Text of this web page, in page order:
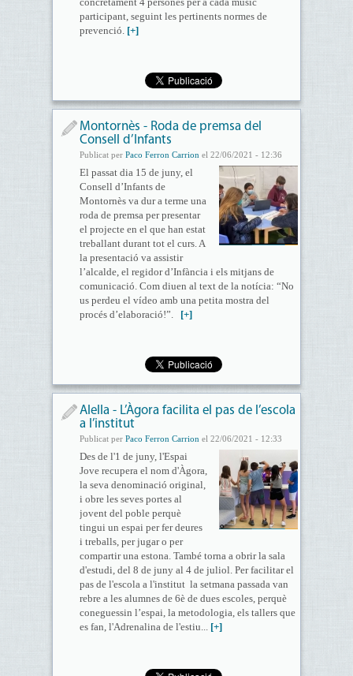
participant, seguint les pertinents normes de
prevenció. [+]
Montornès - Roda de premsa del
Consell d’Infants
Publicat per Paco Ferron Carrion el 22/06/2021 - 12:36
El passat dia 15 de juny, el
Consell d’Infants de
Montornès va dur a terme una
roda de premsa per presentar
el projecte en el que han estat
treballant durant tot el curs. A
la presentació va assistir
l’alcalde, el regidor d’Infància i els mitjans de
comunicació. Com diuen al text de la notícia: “No
us perdeu el vídeo amb una petita mostra del
procés d’elaboració!”. [+]
Alella - L’Àgora facilita el pas de l’escola
a l’institut
Publicat per Paco Ferron Carrion el 22/06/2021 - 12:33
Des de l'1 de juny, l'Espai
Jove recupera el nom d'Àgora,
la seva denominació original,
i obre les seves portes al
jovent del poble perquè
tingui un espai per fer deures
i treballs, per jugar o per
compartir una estona. També torna a obrir la sala
d'estudi, del 8 de juny al 4 de juliol. Per facilitar el
pas de l'escola a l'institut la setmana passada van
rebre a les alumnes de 6è de dues escoles, perquè
coneguessin l’espai, la metodologia, els tallers que
es fan, l'Adrenalina de l'estiu... [+]